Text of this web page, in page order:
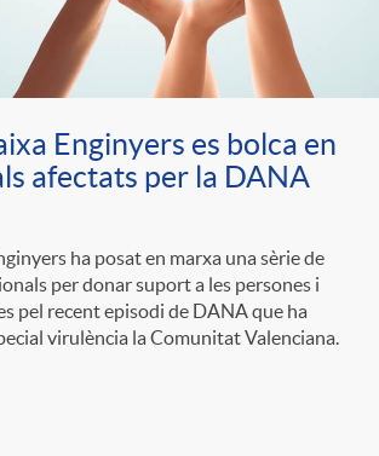
Enginyers es bolca en
afectats per la DANA
ha posat en marxa una sèrie de
per donar suport a les persones i
pel recent episodi de DANA que ha
virulència la Comunitat Valenciana.